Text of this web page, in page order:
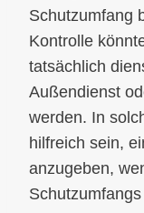
Schutzumfang
Kontrolle
tatsächlich
Außendienst
werden. In
hilfreich sein,
anzugeben,